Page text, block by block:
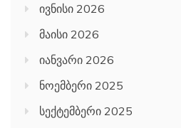
ივნისი 2026
მაისი 2026
იანვარი 2026
ნოემბერი 2025
სექტემბერი 2025